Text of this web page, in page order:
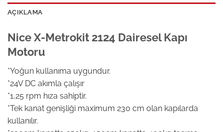
AÇIKLAMA
Nice X-Metrokit 2124 Dairesel Kapı
Motoru
*Yoğun kullanıma uygundur.
*24V DC akımla çalışır
*1,25 rpm hıza sahiptir.
*Tek kanat genişliği maximum 230 cm olan kapılarda
kullanılır.